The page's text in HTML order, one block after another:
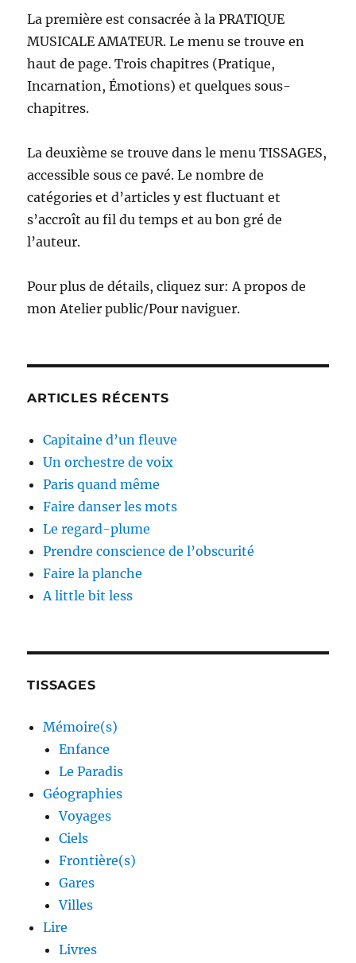
La première est consacrée à la PRATIQUE
MUSICALE AMATEUR. Le menu se trouve en
haut de page. Trois chapitres (Pratique,
Incarnation, Émotions) et quelques sous-
chapitres.
La deuxième se trouve dans le menu TISSAGES,
accessible sous ce pavé. Le nombre de
catégories et d’articles y est fluctuant et
s’accroît au fil du temps et au bon gré de
l’auteur.
Pour plus de détails, cliquez sur: A propos de
mon Atelier public/Pour naviguer.
ARTICLES RÉCENTS
Capitaine d’un fleuve
Un orchestre de voix
Paris quand même
Faire danser les mots
Le regard-plume
Prendre conscience de l’obscurité
Faire la planche
A little bit less
TISSAGES
Mémoire(s)
Enfance
Le Paradis
Géographies
Voyages
Ciels
Frontière(s)
Gares
Villes
Lire
Livres